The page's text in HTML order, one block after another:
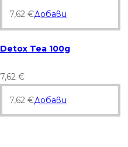
7,62 €Добави
Detox Tea 100g
7,62 €
7,62 €Добави